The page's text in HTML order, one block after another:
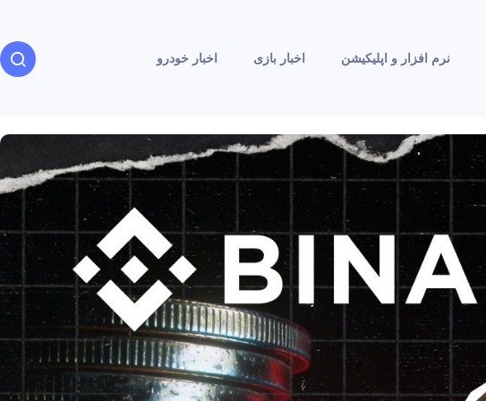
نرم افزار و اپلیکیشن اخبار بازی اخبار خودرو